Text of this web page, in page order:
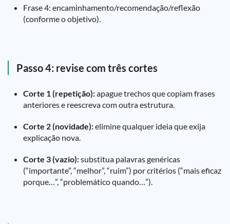
Frase 4: encaminhamento/recomendação/reflexão
(conforme o objetivo).
Passo 4: revise com três cortes
Corte 1 (repetição):apague trechos que copiam frases
anteriores e reescreva com outra estrutura.
Corte 2 (novidade):elimine qualquer ideia que exija
explicação nova.
Corte 3 (vazio):substitua palavras genéricas
(“importante”, “melhor”, “ruim”) por critérios (“mais eficaz
porque…”, “problemático quando…”).